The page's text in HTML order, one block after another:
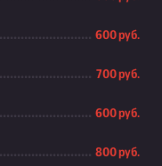
600 руб.
700 руб.
600 руб.
800 руб.